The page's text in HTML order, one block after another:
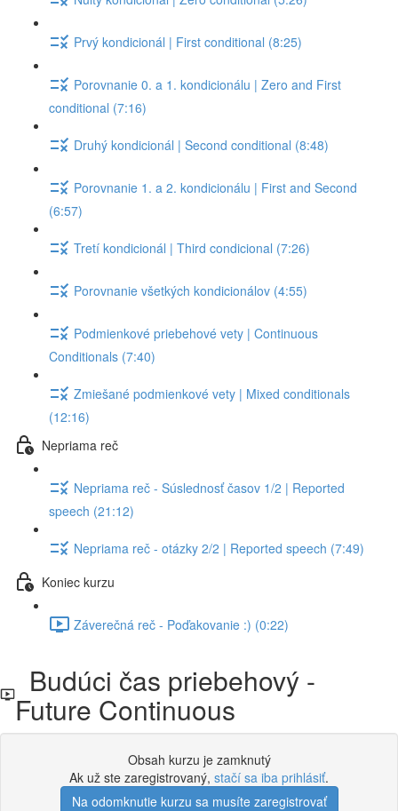
Prvý kondicionál | First conditional (8:25)
Porovnanie 0. a 1. kondicionálu | Zero and First
conditional (7:16)
Druhý kondicionál | Second conditional (8:48)
Porovnanie 1. a 2. kondicionálu | First and Second
(6:57)
Tretí kondicionál | Third condicional (7:26)
Porovnanie všetkých kondicionálov (4:55)
Podmienkové priebehové vety | Continuous
Conditionals (7:40)
Zmiešané podmienkové vety | Mixed conditionals
(12:16)
Nepriama reč
Nepriama reč - Súslednosť časov 1/2 | Reported
speech (21:12)
Nepriama reč - otázky 2/2 | Reported speech (7:49)
Koniec kurzu
Záverečná reč - Poďakovanie :) (0:22)
Budúci čas priebehový -
Future Continuous
Obsah kurzu je zamknutý
Ak už ste zaregistrovaný, stačí sa iba prihlásiť.
Na odomknutie kurzu sa musíte zaregistrovať